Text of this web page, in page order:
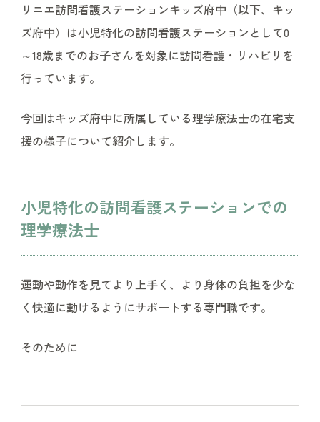
リニエ訪問看護ステーションキッズ府中（以下、キッ
ズ府中）は小児特化の訪問看護ステーションとして0
～18歳までのお子さんを対象に訪問看護・リハビリを
行っています。
今回はキッズ府中に所属している理学療法士の在宅支
援の様子について紹介します。
小児特化の訪問看護ステーションでの
理学療法士
運動や動作を見てより上手く、より身体の負担を少な
く快適に動けるようにサポートする専門職です。
そのために